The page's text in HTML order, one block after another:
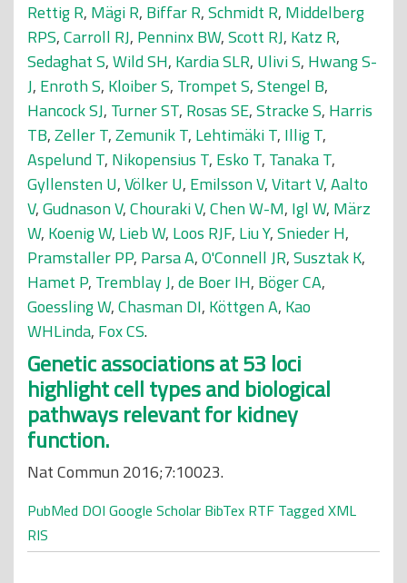
Rettig R, Mägi R, Biffar R,Schmidt R, Middelberg
RPS,Carroll RJ, Penninx BW,Scott RJ, Katz R,
Sedaghat S,Wild SH, Kardia SLR, Ulivi S, Hwang S-
J, Enroth S, Kloiber S, Trompet S,Stengel B,
Hancock SJ, Turner ST, Rosas SE,Stracke S, Harris
TB,Zeller T,Zemunik T, Lehtimäki T, Illig T,
Aspelund T, Nikopensius T, Esko T, Tanaka T,
Gyllensten U,Völker U, Emilsson V,Vitart V,Aalto
V,Gudnason V,Chouraki V,Chen W-M, Igl W, März
W, Koenig W, Lieb W, Loos RJF, Liu Y,Snieder H,
Pramstaller PP, Parsa A,O'Connell JR,Susztak K,
Hamet P, Tremblay J,de Boer IH, Böger CA,
Goessling W,Chasman DI, Köttgen A, Kao
WHLinda, Fox CS.
Genetic associations at 53 loci
highlight cell types and biological
pathways relevant for kidney
function.
Nat Commun 2016;7:10023.
PubMed DOI Google Scholar BibTex RTF Tagged XML
RIS